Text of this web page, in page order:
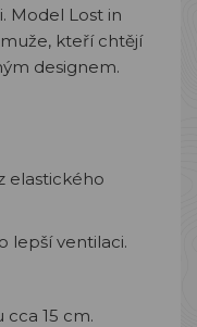
Model Lost in
kteří chtějí
designem.
elastického
lepší ventilaci.
15 cm.